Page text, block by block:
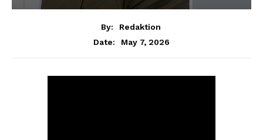
By:
Redaktion
Date:
May 7, 2026